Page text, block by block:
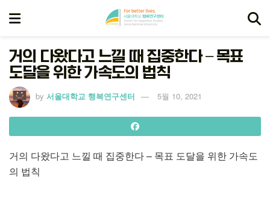
거의 다왔다고 느낄 때 집중한다 – 목표
도달을 위한 가속도의 법칙
by 서울대학교 행복연구센터 5월 10, 2021
거의 다왔다고 느낄 때 집중한다 – 목표 도달을 위한 가속도
의 법칙